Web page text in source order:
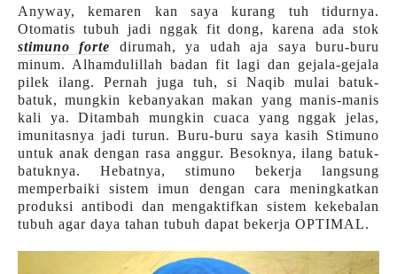
Anyway, kemaren kan saya kurang tuh tidurnya.
Otomatis tubuh jadi nggak fit dong, karena ada stok
stimuno forte dirumah, ya udah aja saya buru-buru
minum. Alhamdulillah badan fit lagi dan gejala-gejala
pilek ilang. Pernah juga tuh, si Naqib mulai batuk-
batuk, mungkin kebanyakan makan yang manis-manis
kali ya. Ditambah mungkin cuaca yang nggak jelas,
imunitasnya jadi turun. Buru-buru saya kasih Stimuno
untuk anak dengan rasa anggur. Besoknya, ilang batuk-
batuknya. Hebatnya, stimuno bekerja langsung
memperbaiki sistem imun dengan cara meningkatkan
produksi antibodi dan mengaktifkan sistem kekebalan
tubuh agar daya tahan tubuh dapat bekerja OPTIMAL.